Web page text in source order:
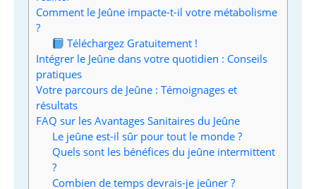
Comment le Jeûne impacte-t-il votre métabolisme
?
Téléchargez Gratuitement !
Intégrer le Jeûne dans votre quotidien : Conseils
pratiques
Votre parcours de Jeûne : Témoignages et
résultats
FAQ sur les Avantages Sanitaires du Jeûne
Le jeûne est-il sûr pour tout le monde ?
Quels sont les bénéfices du jeûne intermittent
?
Combien de temps devrais-je jeûner ?